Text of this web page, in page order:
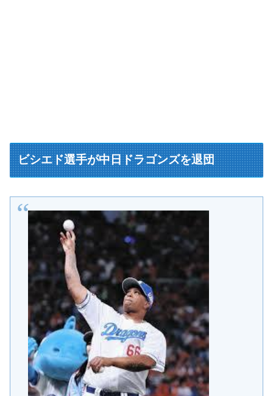
ビシエド選手が中日ドラゴンズを退団